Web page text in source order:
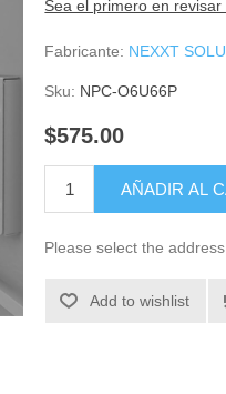
Sea el primero en
Fabricante: NEXXT
Sku: NPC-O6U66P
$575.00
AÑADIR AL
Please select the
Add to wishlist